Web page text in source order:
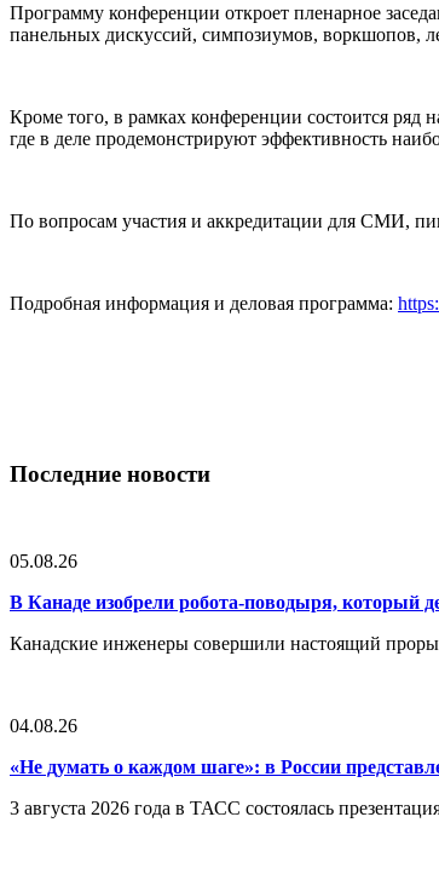
Программу конференции откроет пленарное
панельных дискуссий, симпозиумов, воркшопов,
Кроме того, в рамках конференции состоится
где в деле продемонстрируют эффективность
По вопросам участия и аккредитации для СМИ,
Подробная информация и деловая программа:
Последние новости
05.08.26
В Канаде изобрели робота-поводыря, который
Канадские инженеры совершили настоящий
04.08.26
«Не думать о каждом шаге»: в России
3 августа 2026 года в ТАСС состоялась